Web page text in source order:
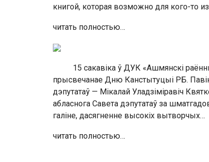
книгой, которая возможно для кого-то
читать полностью…
15 сакавіка ў ДУК «Ашмянскі
прысвечанае Дню Канстытуцыі РБ.
дэпутатаў — Мікалай Уладзіміравіч
абласнога Савета дэпутатаў за
галіне, дасягненне высокіх вытворчых…
читать полностью…